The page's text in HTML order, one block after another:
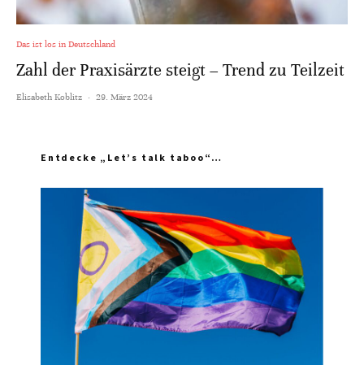
Das ist los in Deutschland
Zahl der Praxisärzte steigt – Trend zu Teilzeit
Elisabeth Koblitz · 29. März 2024
Entdecke „Let’s talk taboo“…